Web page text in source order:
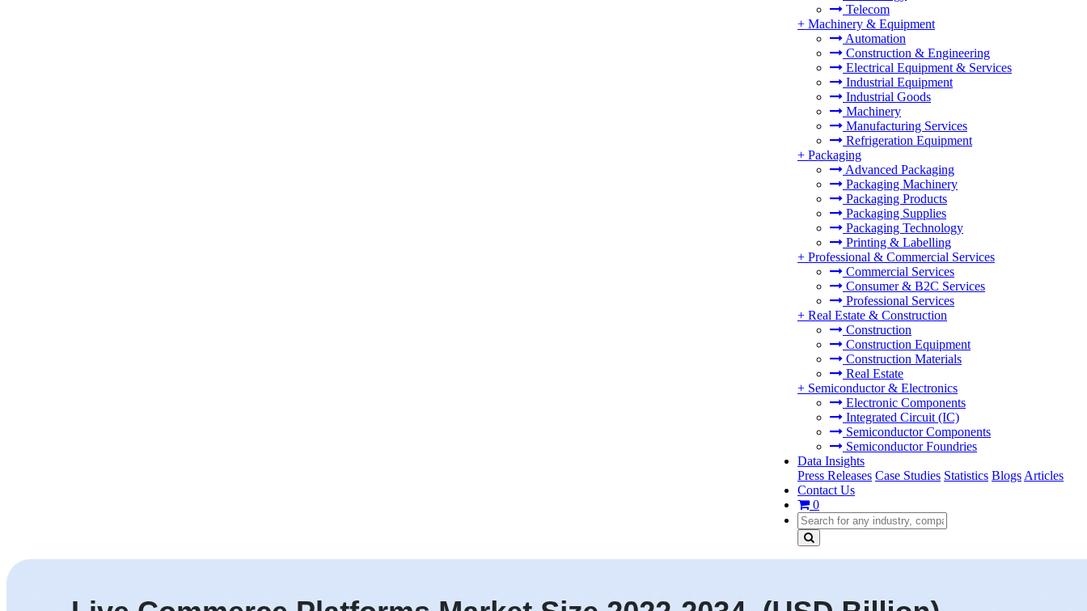
Telecom
+ Machinery & Equipment
Automation
Construction & Engineering
Electrical Equipment & Services
Industrial Equipment
Industrial Goods
Machinery
Manufacturing Services
Refrigeration Equipment
+ Packaging
Advanced Packaging
Packaging Machinery
Packaging Products
Packaging Supplies
Packaging Technology
Printing & Labelling
+ Professional & Commercial Services
Commercial Services
Consumer & B2C Services
Professional Services
+ Real Estate & Construction
Construction
Construction Equipment
Construction Materials
Real Estate
+ Semiconductor & Electronics
Electronic Components
Integrated Circuit (IC)
Semiconductor Components
Semiconductor Foundries
Data Insights
Press Releases Case Studies Statistics Blogs Articles
Contact Us
0